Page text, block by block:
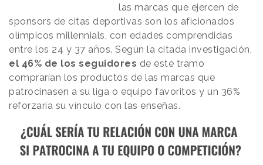
las marcas que ejercen de
sponsors de citas deportivas son los aficionados
olímpicos millennials, con edades comprendidas
entre los 24 y 37 años. Según la citada investigación,
el 46% de los seguidores de este tramo
comprarían los productos de las marcas que
patrocinasen a su liga o equipo favoritos y un 36%
reforzaría su vínculo con las enseñas.